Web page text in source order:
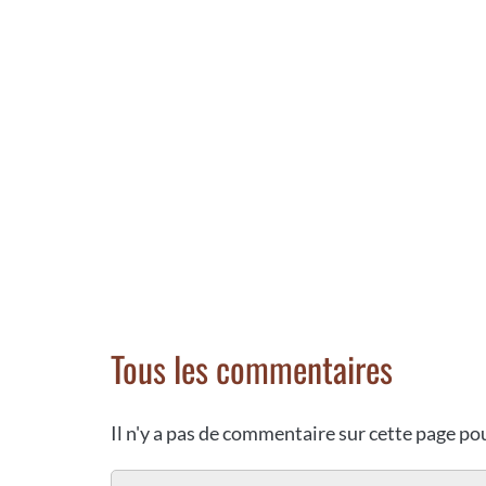
Tous les commentaires
Il n'y a pas de commentaire sur cette page